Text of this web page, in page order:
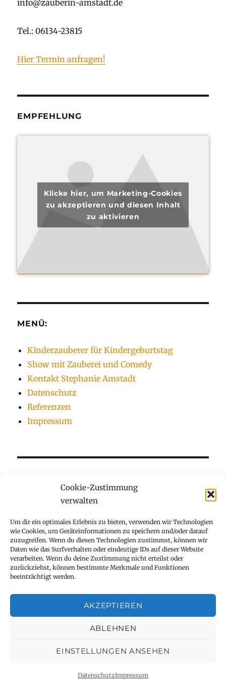
Cookie-Zustimmung
verwalten
Um dir ein optimales Erlebnis zu bieten, verwenden wir Technologien
wie Cookies, um Geräteinformationen zu speichern und/oder darauf
zuzugreifen. Wenn du diesen Technologien zustimmst, können wir
Daten wie das Surfverhalten oder eindeutige IDs auf dieser Website
verarbeiten. Wenn du deine Zustimmung nicht erteilst oder
zurückziehst, können bestimmte Merkmale und Funktionen
beeinträchtigt werden.
AKZEPTIEREN
ABLEHNEN
EINSTELLUNGEN ANSEHEN
DatenschutzImpressum
info@zauberin-amstadt.de
Tel.: 06134-23815
Hier Termin anfragen!
EMPFEHLUNG
Klicke hier, um Marketing-Cookies
zu akzeptieren und diesen Inhalt
zu aktivieren
MENÜ:
Kinderzauberer für Kindergeburtstag
Show mit Zauberei und Comedy
Kontakt Stephanie Amstadt
Datenschutz
Referenzen
Impressum
Show mit Zauberei und Comedy
Kontakt Stephanie Amstadt